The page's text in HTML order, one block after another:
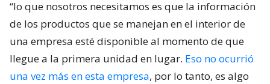
“lo que nosotros necesitamos es que la información
de los productos que se manejan en el interior de
una empresa esté disponible al momento de que
llegue a la primera unidad en lugar. Eso no ocurrió
una vez más en esta empresa, por lo tanto, es algo